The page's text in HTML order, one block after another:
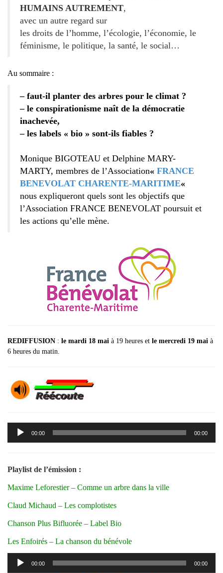
HUMAINS AUTREMENT,
avec un autre regard sur
les droits de l’homme, l’écologie, l’économie, le
féminisme, le politique, la santé, le social…
Au sommaire :
– faut-il planter des arbres pour le climat ?
– le conspirationisme naît de la démocratie
inachevée,
– les labels « bio » sont-ils fiables ?
Monique BIGOTEAU et Delphine MARY-
MARTY, membres de l’Association« FRANCE
BENEVOLAT CHARENTE-MARITIME«
nous expliqueront quels sont les objectifs que
l’Association FRANCE BENEVOLAT poursuit et
les actions qu’elle mène.
REDIFFUSION : le mardi 18 mai à 19 heures et le mercredi 19 mai à
6 heures du matin.
Lecteur
audio
00:00 00:00
Playlist de l’émission :
Maxime Leforestier – Comme un arbre dans la ville
Claud Michaud – Les complotistes
Chanson Plus Bifluorée – Label Bio
Les Enfoirés – La chanson du bénévole
Lecteur
audio
00:00 00:00